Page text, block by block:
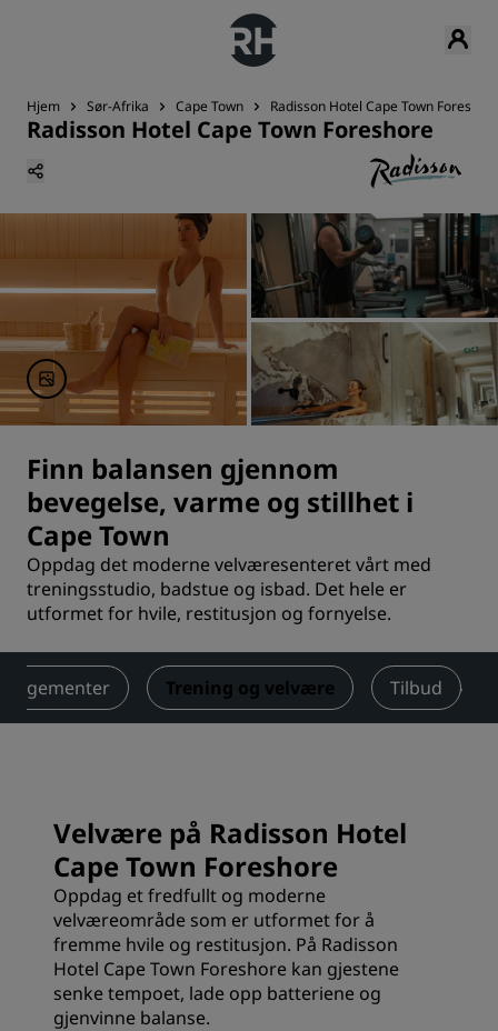
Hjem Sør-Afrika Cape Town Radisson Hotel Cape Town
Radisson Hotel Cape Town Foreshore
Finn balansen gjennom
bevegelse, varme og stillhet i
Cape Town
Oppdag det moderne velværesenteret vårt med
treningsstudio, badstue og isbad. Det hele er
utformet for hvile, restitusjon og fornyelse.
Trening og velvære Tilbud
Velvære på Radisson Hotel
Cape Town Foreshore
Oppdag et fredfullt og moderne
velværeområde som er utformet for å
fremme hvile og restitusjon. På Radisson
Hotel Cape Town Foreshore kan gjestene
senke tempoet, lade opp batteriene og
gjenvinne balanse.